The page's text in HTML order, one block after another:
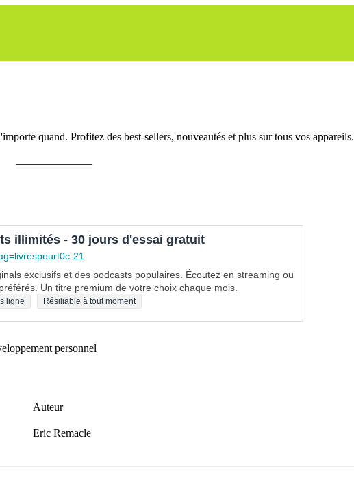
quand. Profitez des best-sellers, nouveautés et plus sur tous vos appareils.
illimités - 30 jours d'essai gratuit
21
exclusifs et des podcasts populaires. Écoutez en streaming ou
Un titre premium de votre choix chaque mois.
ligne Résiliable à tout moment
personnel
Auteur
Eric Remacle